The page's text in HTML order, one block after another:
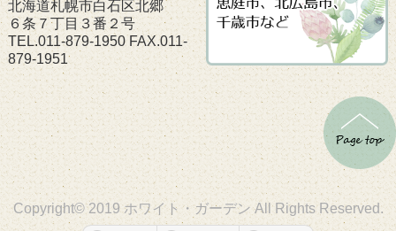
北海道札幌市白石区北郷
６条７丁目３番２号
TEL.011-879-1950 FAX.011-
879-1951
Copyright© 2019 ホワイト・ガーデン All Rights Reserved.